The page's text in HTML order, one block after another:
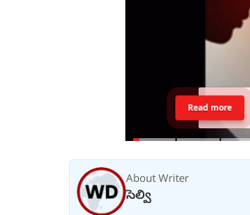
Read more
About Writer
సెల్వి